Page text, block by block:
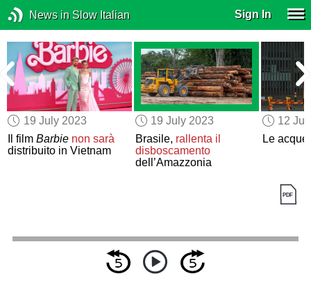
News in Slow Italian Sign In
19 July 2023
Il filmBarbie non sarà
distribuito in Vietnam
19 July 2023
Brasile, rallenta il
disboscamento
dell’Amazzonia
12
Le